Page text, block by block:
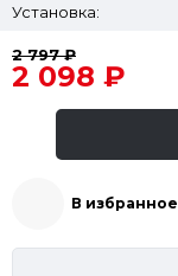
Установка:
2 797 ₽
2 098 ₽
В избранное